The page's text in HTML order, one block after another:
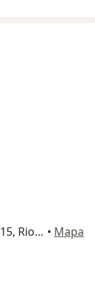
Rua Dagmar da Fonseca, 117, Sala 615, Rio de Janeiro • Mapa